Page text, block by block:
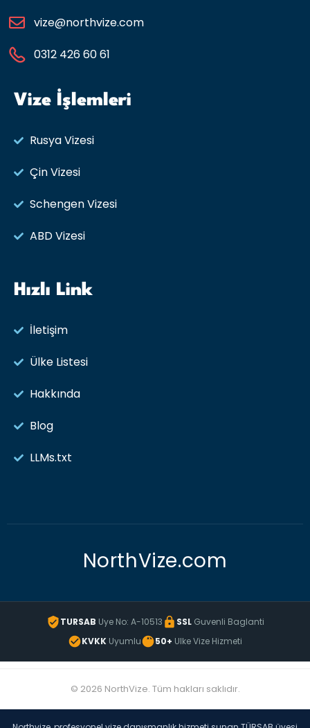
vize@northvize.com
0312 426 60 61
Vize İşlemleri
Rusya Vizesi​
Çin Vizesi
Schengen Vizesi
ABD Vizesi
Hızlı Link
İletişim
Ülke Listesi
Hakkında
Blog
LLMs.txt
NorthVize.com
TURSAB Uye No: A-10513 SSLGuvenli Baglanti
KVKK Uyumlu 50+ Ulke Vize Hizmeti
© 2026 NorthVize. Tüm hakları saklıdır.